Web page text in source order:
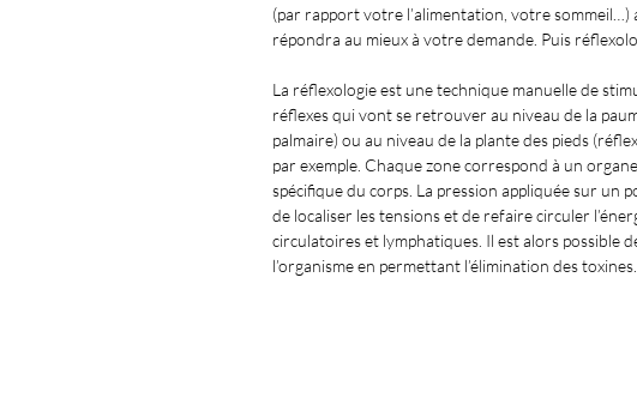
(par rapport votre l’alimentation, votre
répondra au mieux à votre demande. Puis
La réflexologie est une technique manuelle de
réflexes qui vont se retrouver au niveau de la
palmaire) ou au niveau de la plante des pieds
par exemple. Chaque zone correspond à un
spécifique du corps. La pression appliquée sur un
de localiser les tensions et de refaire circuler
circulatoires et lymphatiques. Il est alors possible
l’organisme en permettant l’élimination des toxines.